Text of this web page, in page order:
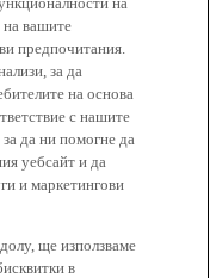
на вашите
предпочитания.
за да
на основа
с нашите
да ни помогне да
уебсайт и да
и маркетингови
ще използваме
в